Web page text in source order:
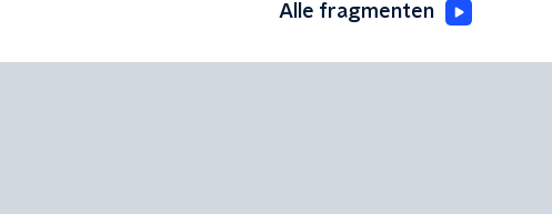
Alle fragmenten